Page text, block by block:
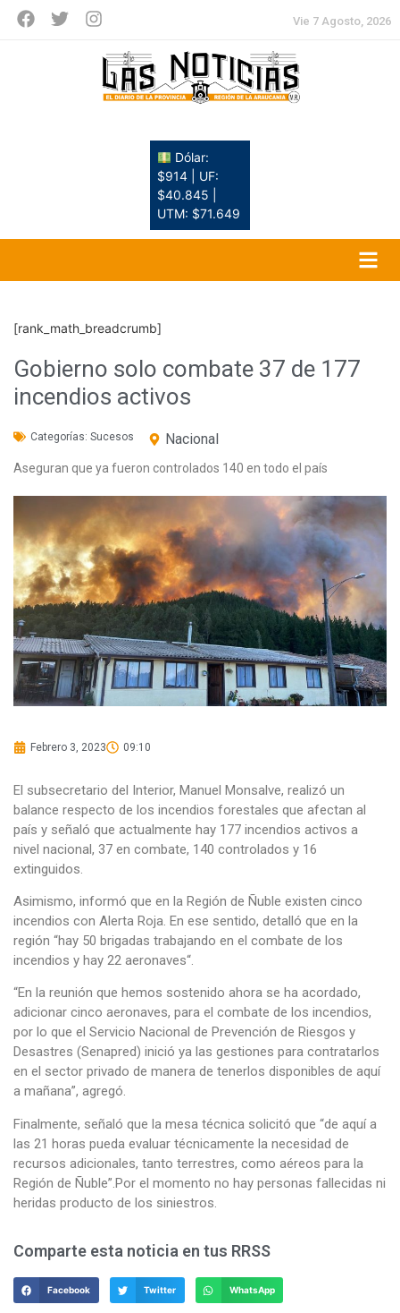
Vie 7 Agosto, 2026
Dólar:
$914 | UF:
$40.845 |
UTM: $71.649
[rank_math_breadcrumb]
Gobierno solo combate 37 de 177
incendios activos
Categorías: Sucesos Nacional
Aseguran que ya fueron controlados 140 en todo el país
Febrero 3, 2023 09:10
El subsecretario del Interior, Manuel Monsalve, realizó un
balance respecto de los incendios forestales que afectan al
país y señaló que actualmente hay 177 incendios activos a
nivel nacional, 37 en combate, 140 controlados y 16
extinguidos.
Asimismo, informó que en la Región de Ñuble existen cinco
incendios con Alerta Roja. En ese sentido, detalló que en la
región “hay 50 brigadas trabajando en el combate de los
incendios y hay 22 aeronaves“.
“En la reunión que hemos sostenido ahora se ha acordado,
adicionar cinco aeronaves, para el combate de los incendios,
por lo que el Servicio Nacional de Prevención de Riesgos y
Desastres (Senapred) inició ya las gestiones para contratarlos
en el sector privado de manera de tenerlos disponibles de aquí
a mañana”, agregó.
Finalmente, señaló que la mesa técnica solicitó que “de aquí a
las 21 horas pueda evaluar técnicamente la necesidad de
recursos adicionales, tanto terrestres, como aéreos para la
Región de Ñuble”.Por el momento no hay personas fallecidas ni
heridas producto de los siniestros.
Comparte esta noticia en tus RRSS
Facebook Twitter WhatsApp